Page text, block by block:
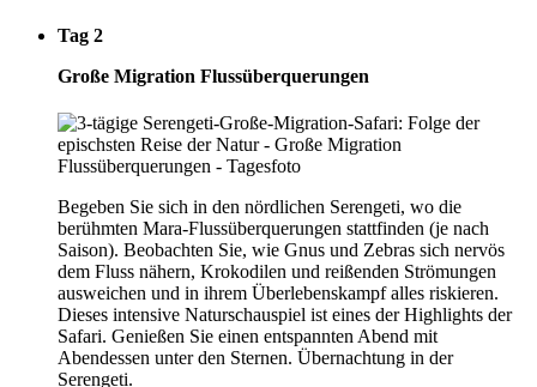
Tag 2
Große Migration Flussüberquerungen
Begeben Sie sich in den nördlichen Serengeti, wo die
berühmten Mara-Flussüberquerungen stattfinden (je nach
Saison). Beobachten Sie, wie Gnus und Zebras sich nervös
dem Fluss nähern, Krokodilen und reißenden Strömungen
ausweichen und in ihrem Überlebenskampf alles riskieren.
Dieses intensive Naturschauspiel ist eines der Highlights der
Safari. Genießen Sie einen entspannten Abend mit
Abendessen unter den Sternen. Übernachtung in der
Serengeti.